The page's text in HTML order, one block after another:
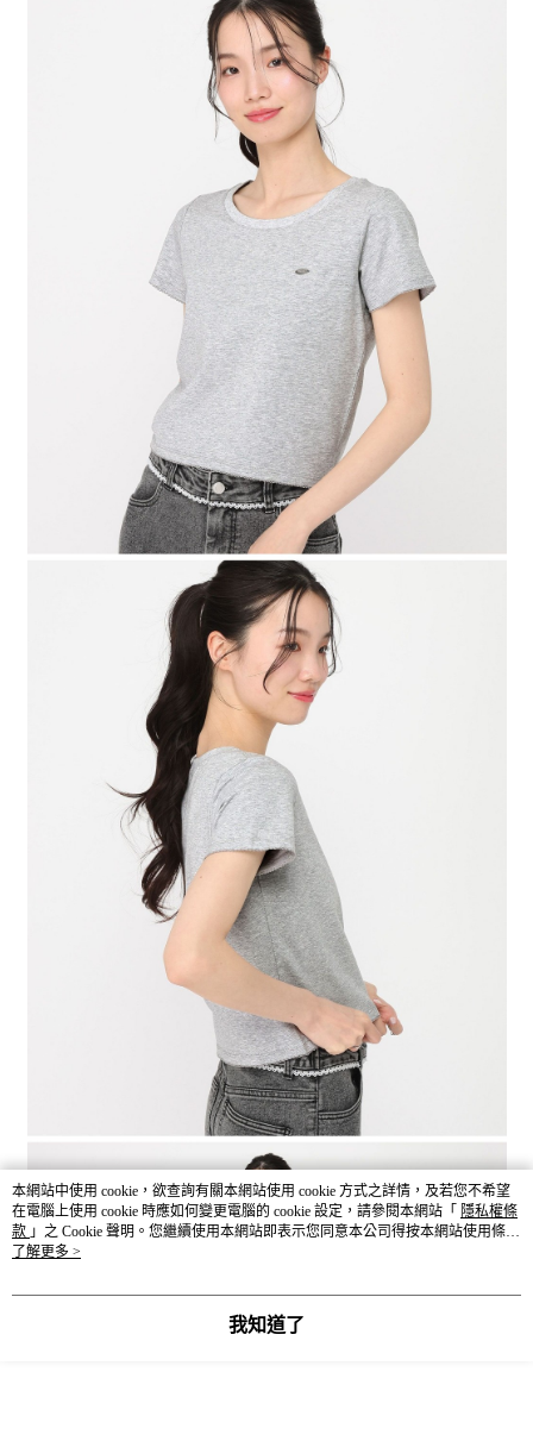
本網站中使用 cookie，欲查詢有關本網站使用 cookie 方式之詳情，及若您不希望
在電腦上使用 cookie 時應如何變更電腦的 cookie 設定，請參閱本網站「 隱私權條
款 」之 Cookie 聲明。您繼續使用本網站即表示您同意本公司得按本網站使用條款
之 Cookie 聲明使用 cookie。
了解更多 >
我知道了